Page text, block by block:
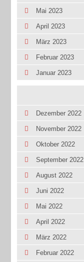
Mai 2023
April 2023
März 2023
Februar 2023
Januar 2023
Dezember 2022
November 2022
Oktober 2022
September 2022
August 2022
Juni 2022
Mai 2022
April 2022
März 2022
Februar 2022